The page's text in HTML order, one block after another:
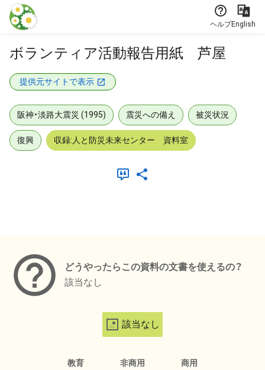
本文に飛ぶ
ヘルプEnglish
ボランティア活動報告用紙 芦屋
提供元サイトで表示
阪神・淡路大震災 (1995) 震災への備え 被災状況
復興 収録:人と防災未来センター 資料室
どうやったらこの資料の文書を使えるの？
該当なし
該当なし
教育 非商用 商用